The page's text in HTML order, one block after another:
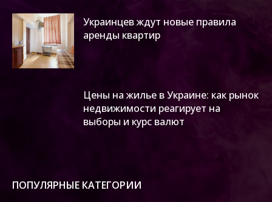
Украинцев ждут новые правила
аренды квартир
Цены на жилье в Украине: как рынок
недвижимости реагирует на
выборы и курс валют
ПОПУЛЯРНЫЕ КАТЕГОРИИ